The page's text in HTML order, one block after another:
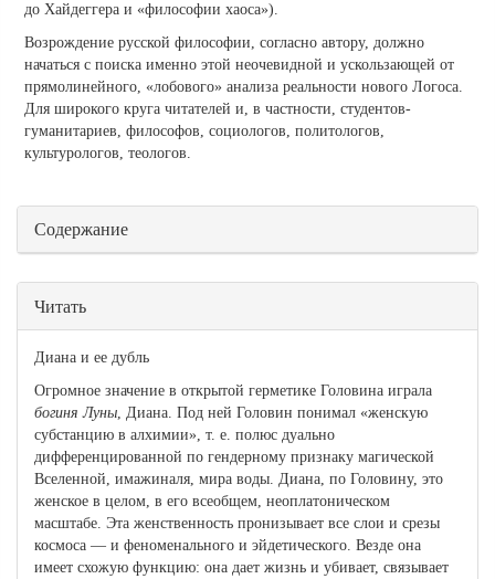
до Хайдеггера и «философии хаоса»).
Возрождение русской философии, согласно автору, должно
начаться с поиска именно этой неочевидной и ускользающей от
прямолинейного, «лобового» анализа реальности нового Логоса.
Для широкого круга читателей и, в частности, студентов-
гуманитариев, философов, социологов, политологов,
культурологов, теологов.
Скрыть
Содержание
Читать
Диана и ее дубль
Огромное значение в открытой герметике Головина играла
богиня Луны, Диана. Под ней Головин понимал «женскую
субстанцию в алхимии», т. е. полюс дуально
дифференцированной по гендерному признаку магической
Вселенной, имажиналя, мира воды. Диана, по Головину, это
женское в целом, в его всеобщем, неоплатоническом
масштабе. Эта женственность пронизывает все слои и срезы
космоса — и феноменального и эйдетического. Везде она
имеет схожую функцию: она дает жизнь и убивает, связывает